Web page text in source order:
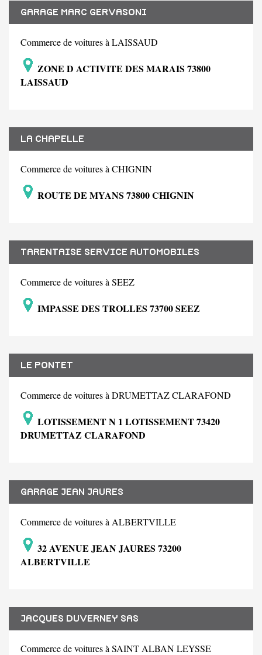
GARAGE MARC GERVASONI
Commerce de voitures à LAISSAUD
ZONE D ACTIVITE DES MARAIS 73800
LAISSAUD
LA CHAPELLE
Commerce de voitures à CHIGNIN
ROUTE DE MYANS 73800 CHIGNIN
TARENTAISE SERVICE AUTOMOBILES
Commerce de voitures à SEEZ
IMPASSE DES TROLLES 73700 SEEZ
LE PONTET
Commerce de voitures à DRUMETTAZ CLARAFOND
LOTISSEMENT N 1 LOTISSEMENT 73420
DRUMETTAZ CLARAFOND
GARAGE JEAN JAURES
Commerce de voitures à ALBERTVILLE
32 AVENUE JEAN JAURES 73200
ALBERTVILLE
JACQUES DUVERNEY SAS
Commerce de voitures à SAINT ALBAN LEYSSE